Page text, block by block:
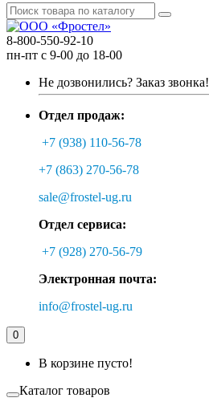
8-800-550-92-10
пн-пт с 9-00 до 18-00
Не дозвонились? Заказ звонка!
Отдел продаж:
+7 (938) 110-56-78
+7 (863) 270-56-78
sale@frostel-ug.ru
Отдел сервиса:
+7 (928) 270-56-79
Электронная почта:
info@frostel-ug.ru
0
В корзине пусто!
Каталог товаров